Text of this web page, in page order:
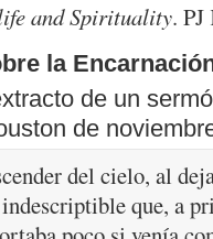
and Spirituality. PJ
la
de un
de
del cielo, al
que, a